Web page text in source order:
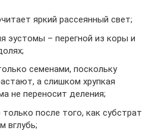
яркий рассеянный свет;
эустомы – перегной из коры и
семенами, поскольку
а слишком хрупкая
не переносит деления;
после того, как субстрат
вглубь;